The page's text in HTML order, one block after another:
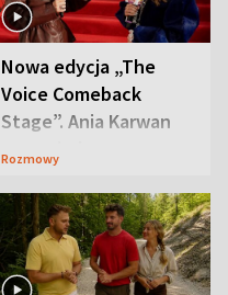
Nowa edycja „The
Voice Comeback
Stage”. Ania Karwan
zapowiada
Rozmowy